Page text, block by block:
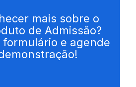
mais sobre o
de Admissão?
formulário e agende